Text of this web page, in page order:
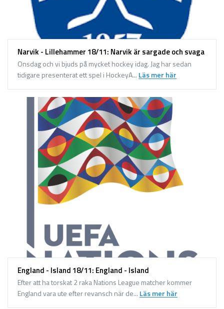
Narvik - Lillehammer 18/11: Narvik är sargade och svaga
Onsdag och vi bjuds på mycket hockey idag. Jag har sedan
tidigare presenterat ett spel i HockeyA... Läs mer här
England - Island 18/11: England - Island
Efter att ha torskat 2 raka Nations League matcher kommer
England vara ute efter revansch när de... Läs mer här